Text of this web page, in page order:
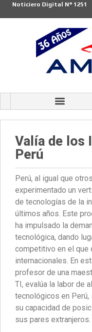
Noticiero Digital N° 1251
Valía de los
Perú
Perú, al igual que
experimentado un
de tecnologías de la
últimos años. Este
ha impulsado la
tecnológica, dando
competitivo en el que
internacionales. En
profesor de una
TI, evalúa la labor de
tecnológicos en
su capacidad de
sus pares extranjeros.